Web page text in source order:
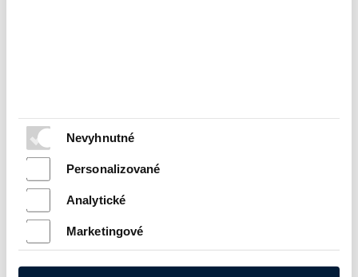
Spojka, lamely, taniere
Nevyhnutné
Personalizované
Analytické
Marketingové